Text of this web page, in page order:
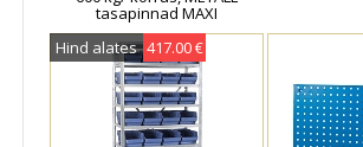
tasapinnad MAXI
Hind alates 417.00 €